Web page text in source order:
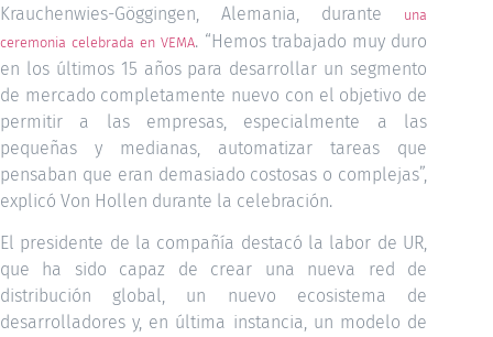
Krauchenwies-Göggingen, Alemania, durante
una
ceremonia celebrada en VEMA. “Hemos trabajado muy duro
en los últimos 15 años para desarrollar un segmento
de mercado completamente nuevo con el objetivo de
permitir a las empresas, especialmente a las
pequeñas y medianas, automatizar tareas que
pensaban que eran demasiado costosas o complejas”,
explicó Von Hollen durante la celebración.
El presidente de la compañía destacó la labor de UR,
que ha sido capaz de crear una nueva red de
distribución global, un nuevo ecosistema de
desarrolladores y, en última instancia, un modelo de